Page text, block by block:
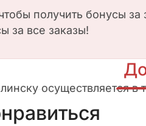
получить бонусы за
за все заказы!
осуществляется в